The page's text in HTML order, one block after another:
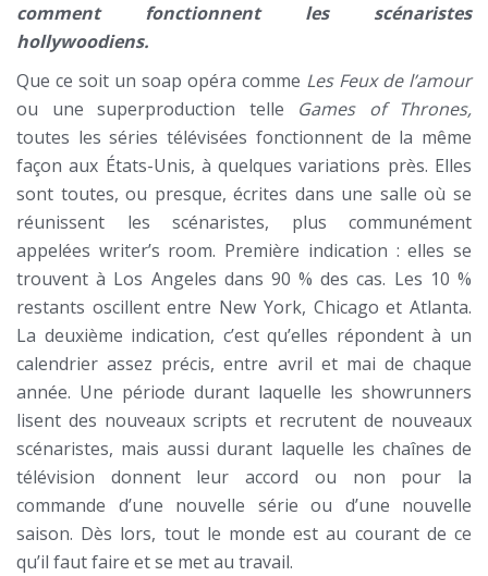
comment fonctionnent les scénaristes
hollywoodiens.
Que ce soit un soap opéra comme Les Feux de l’amour
ou une superproduction telle Games of Thrones,
toutes les séries télévisées fonctionnent de la même
façon aux États-Unis, à quelques variations près. Elles
sont toutes, ou presque, écrites dans une salle où se
réunissent les scénaristes, plus communément
appelées writer’s room. Première indication : elles se
trouvent à Los Angeles dans 90 % des cas. Les 10 %
restants oscillent entre New York, Chicago et Atlanta.
La deuxième indication, c’est qu’elles répondent à un
calendrier assez précis, entre avril et mai de chaque
année. Une période durant laquelle les showrunners
lisent des nouveaux scripts et recrutent de nouveaux
scénaristes, mais aussi durant laquelle les chaînes de
télévision donnent leur accord ou non pour la
commande d’une nouvelle série ou d’une nouvelle
saison. Dès lors, tout le monde est au courant de ce
qu’il faut faire et se met au travail.